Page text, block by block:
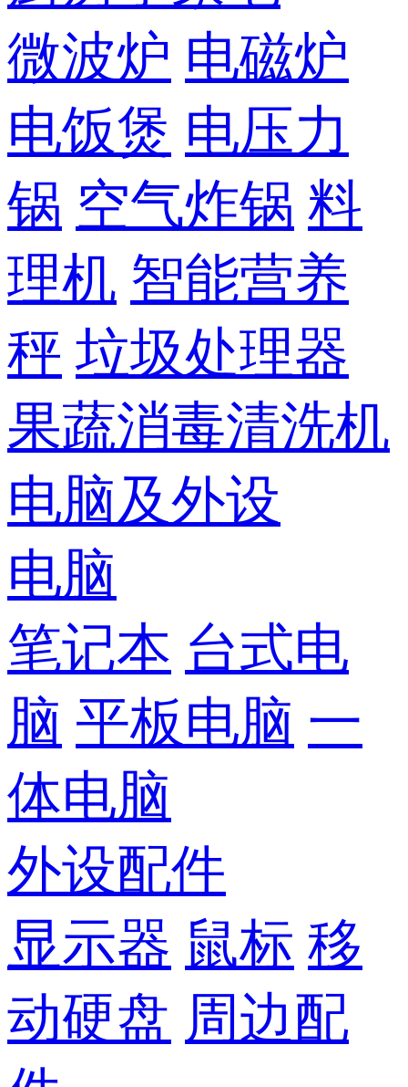
微波炉 电磁炉
电饭煲 电压力
锅 空气炸锅 料
理机 智能营养
秤 垃圾处理器
果蔬消毒清洗机
电脑及外设
电脑
笔记本 台式电
脑 平板电脑 一
体电脑
外设配件
显示器 鼠标 移
动硬盘 周边配